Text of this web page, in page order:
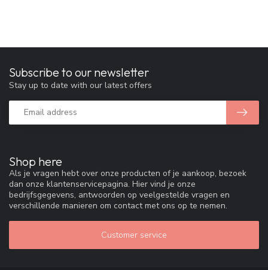
Shop here
Als je vragen hebt over onze producten of je aankoop, bezoek
dan onze klantenservicepagina. Hier vind je onze
bedrijfsgegevens, antwoorden op veelgestelde vragen en
verschillende manieren om contact met ons op te nemen.
Customer service
Subscribe to our newsletter
Stay up to date with our latest offers